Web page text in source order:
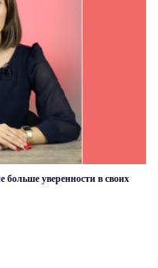
больше уверенности в своих